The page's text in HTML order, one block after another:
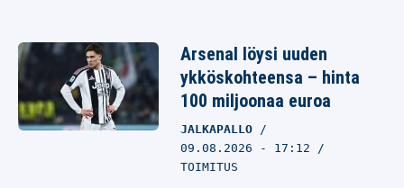
Arsenal löysi uuden
ykköskohteensa – hinta
100 miljoonaa euroa
JALKAPALLO
09.08.2026 - 17:12
TOIMITUS